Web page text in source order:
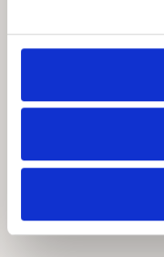
Medarbejdere